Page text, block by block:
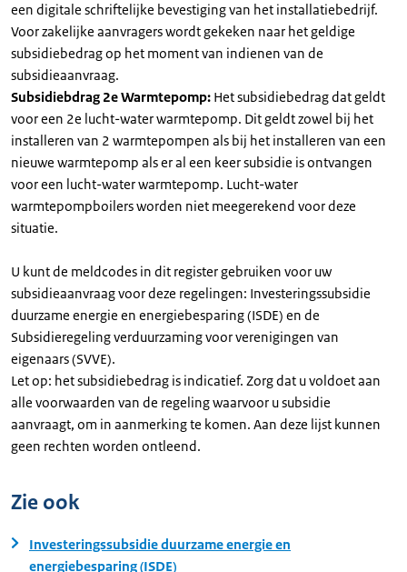
een digitale schriftelijke bevestiging van het installatiebedrijf.
Voor zakelijke aanvragers wordt gekeken naar het geldige
subsidiebedrag op het moment van indienen van de
subsidieaanvraag.
Subsidiebdrag 2e Warmtepomp: Het subsidiebedrag dat geldt
voor een 2e lucht-water warmtepomp. Dit geldt zowel bij het
installeren van 2 warmtepompen als bij het installeren van een
nieuwe warmtepomp als er al een keer subsidie is ontvangen
voor een lucht-water warmtepomp. Lucht-water
warmtepompboilers worden niet meegerekend voor deze
situatie.
U kunt de meldcodes in dit register gebruiken voor uw
subsidieaanvraag voor deze regelingen: Investeringssubsidie
duurzame energie en energiebesparing (ISDE) en de
Subsidieregeling verduurzaming voor verenigingen van
eigenaars (SVVE).
Let op: het subsidiebedrag is indicatief. Zorg dat u voldoet aan
alle voorwaarden van de regeling waarvoor u subsidie
aanvraagt, om in aanmerking te komen. Aan deze lijst kunnen
geen rechten worden ontleend.
Zie ook
Investeringssubsidie duurzame energie en
energiebesparing (ISDE)